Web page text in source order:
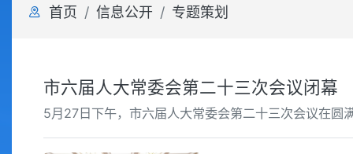
首页 信息公开 专题策划
市六届人大常委会第二十三次会议闭幕
5月27日下午，市六届人大常委会第二十三次会议在圆